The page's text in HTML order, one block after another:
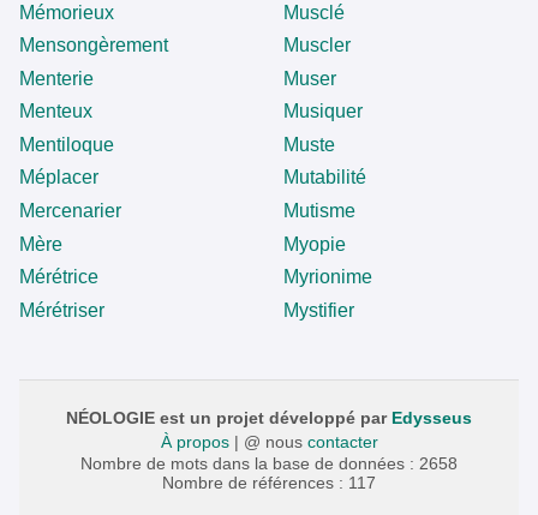
Mémorieux
Mensongèrement
Menterie
Menteux
Mentiloque
Méplacer
Mercenarier
Mère
Mérétrice
Mérétriser
Musclé
Muscler
Muser
Musiquer
Muste
Mutabilité
Mutisme
Myopie
Myrionime
Mystifier
NÉOLOGIE est un projet développé par Edysseus
À propos| @ nous contacter
Nombre de mots dans la base de données : 2658
Nombre de références : 117